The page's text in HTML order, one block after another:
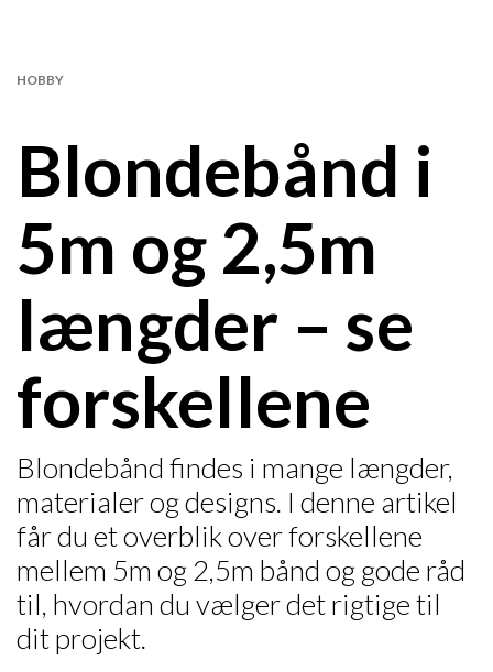
Blondebånd i
5m og 2,5m
længder – se
forskellene
HOBBY
Blondebånd findes i mange længder,
materialer og designs. I denne artikel
får du et overblik over forskellene
mellem 5m og 2,5m bånd og gode råd
til, hvordan du vælger det rigtige til
dit projekt.